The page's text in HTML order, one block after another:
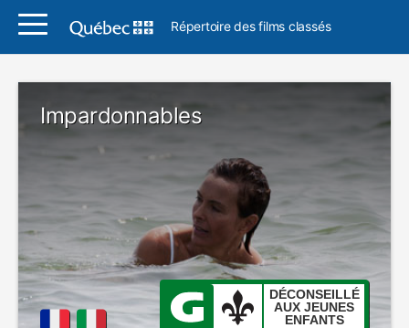
Répertoire des films classés
Impardonnables
DÉCONSEILLÉ
AUX JEUNES
ENFANTS